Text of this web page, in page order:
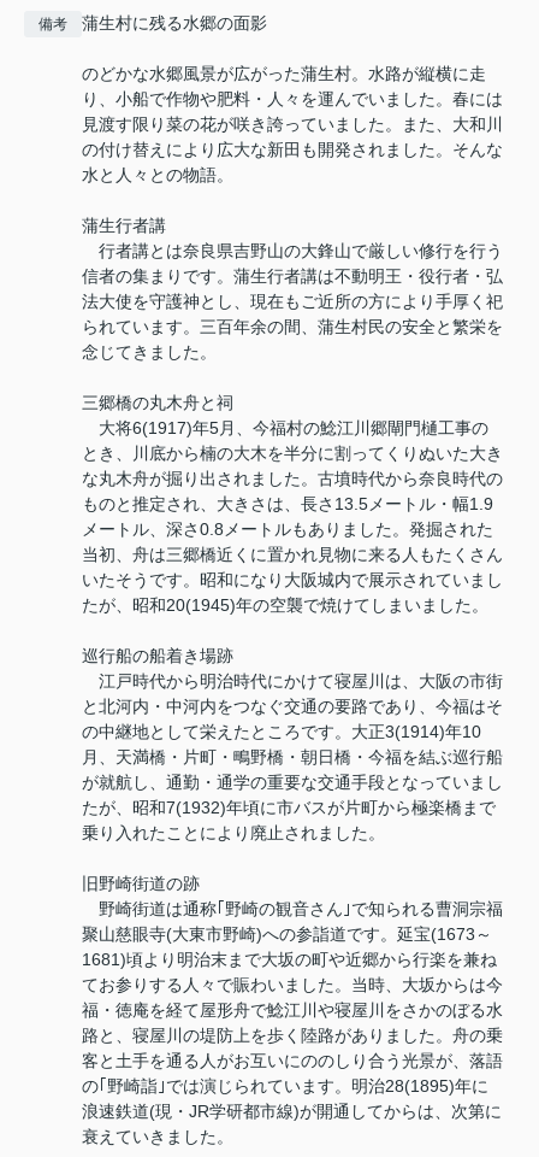
備考 蒲生村に残る水郷の面影
のどかな水郷風景が広がった蒲生村。水路が縦横に走
り、小船で作物や肥料・人々を運んでいました。春には
見渡す限り菜の花が咲き誇っていました。また、大和川
の付け替えにより広大な新田も開発されました。そんな
水と人々との物語。
蒲生行者講
行者講とは奈良県吉野山の大鋒山で厳しい修行を行う
信者の集まりです。蒲生行者講は不動明王・役行者・弘
法大使を守護神とし、現在もご近所の方により手厚く祀
られています。三百年余の間、蒲生村民の安全と繁栄を
念じてきました。
三郷橋の丸木舟と祠
大将6(1917)年5月、今福村の鯰江川郷閘門樋工事の
とき、川底から楠の大木を半分に割ってくりぬいた大き
な丸木舟が掘り出されました。古墳時代から奈良時代の
ものと推定され、大きさは、長さ13.5メートル・幅1.9
メートル、深さ0.8メートルもありました。発掘された
当初、舟は三郷橋近くに置かれ見物に来る人もたくさん
いたそうです。昭和になり大阪城内で展示されていまし
たが、昭和20(1945)年の空襲で焼けてしまいました。
巡行船の船着き場跡
江戸時代から明治時代にかけて寝屋川は、大阪の市街
と北河内・中河内をつなぐ交通の要路であり、今福はそ
の中継地として栄えたところです。大正3(1914)年10
月、天満橋・片町・鴫野橋・朝日橋・今福を結ぶ巡行船
が就航し、通勤・通学の重要な交通手段となっていまし
たが、昭和7(1932)年頃に市バスが片町から極楽橋まで
乗り入れたことにより廃止されました。
旧野崎街道の跡
野崎街道は通称｢野崎の観音さん｣で知られる曹洞宗福
聚山慈眼寺(大東市野崎)への参詣道です。延宝(1673～
1681)頃より明治末まで大坂の町や近郷から行楽を兼ね
てお参りする人々で賑わいました。当時、大坂からは今
福・徳庵を経て屋形舟で鯰江川や寝屋川をさかのぼる水
路と、寝屋川の堤防上を歩く陸路がありました。舟の乗
客と土手を通る人がお互いにののしり合う光景が、落語
の｢野崎詣｣では演じられています。明治28(1895)年に
浪速鉄道(現・JR学研都市線)が開通してからは、次第に
衰えていきました。